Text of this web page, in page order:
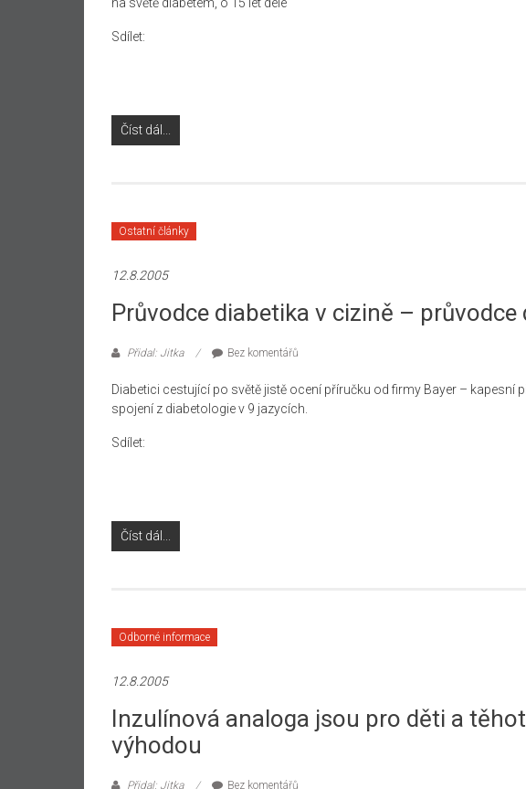
Sdílet:
Číst dál...
Ostatní články
12.8.2005
Průvodce diabetika v cizině – průvodce
Přidal: Jitka Bez komentářů
Diabetici cestující po světě jistě ocení příručku od firmy Bayer – kapesní
spojení z diabetologie v 9 jazycích.
Sdílet:
Číst dál...
Odborné informace
12.8.2005
Inzulínová analoga jsou pro děti a
výhodou
Přidal: Jitka Bez komentářů